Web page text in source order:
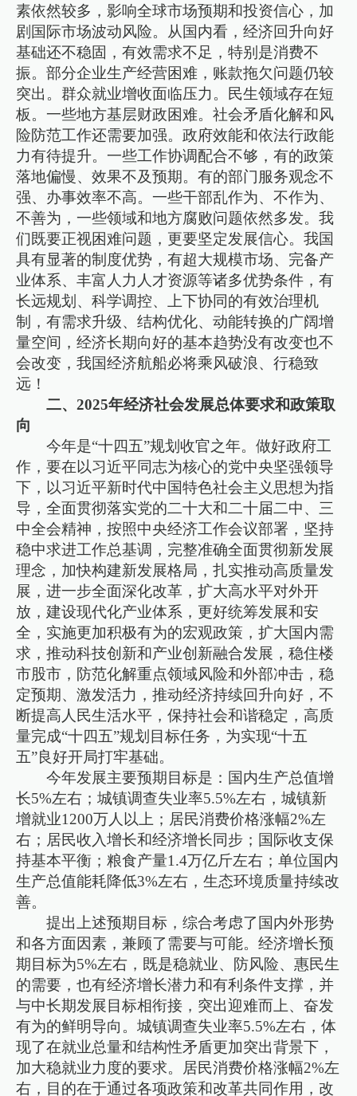
素依然较多，影响全球市场预期和投资信心，加
剧国际市场波动风险。从国内看，经济回升向好
基础还不稳固，有效需求不足，特别是消费不
振。部分企业生产经营困难，账款拖欠问题仍较
突出。群众就业增收面临压力。民生领域存在短
板。一些地方基层财政困难。社会矛盾化解和风
险防范工作还需要加强。政府效能和依法行政能
力有待提升。一些工作协调配合不够，有的政策
落地偏慢、效果不及预期。有的部门服务观念不
强、办事效率不高。一些干部乱作为、不作为、
不善为，一些领域和地方腐败问题依然多发。我
们既要正视困难问题，更要坚定发展信心。我国
具有显著的制度优势，有超大规模市场、完备产
业体系、丰富人力人才资源等诸多优势条件，有
长远规划、科学调控、上下协同的有效治理机
制，有需求升级、结构优化、动能转换的广阔增
量空间，经济长期向好的基本趋势没有改变也不
会改变，我国经济航船必将乘风破浪、行稳致
远！
二、2025年经济社会发展总体要求和政策取
向
今年是“十四五”规划收官之年。做好政府工
作，要在以习近平同志为核心的党中央坚强领导
下，以习近平新时代中国特色社会主义思想为指
导，全面贯彻落实党的二十大和二十届二中、三
中全会精神，按照中央经济工作会议部署，坚持
稳中求进工作总基调，完整准确全面贯彻新发展
理念，加快构建新发展格局，扎实推动高质量发
展，进一步全面深化改革，扩大高水平对外开
放，建设现代化产业体系，更好统筹发展和安
全，实施更加积极有为的宏观政策，扩大国内需
求，推动科技创新和产业创新融合发展，稳住楼
市股市，防范化解重点领域风险和外部冲击，稳
定预期、激发活力，推动经济持续回升向好，不
断提高人民生活水平，保持社会和谐稳定，高质
量完成“十四五”规划目标任务，为实现“十五
五”良好开局打牢基础。
今年发展主要预期目标是：国内生产总值增
长5%左右；城镇调查失业率5.5%左右，城镇新
增就业1200万人以上；居民消费价格涨幅2%左
右；居民收入增长和经济增长同步；国际收支保
持基本平衡；粮食产量1.4万亿斤左右；单位国内
生产总值能耗降低3%左右，生态环境质量持续改
善。
提出上述预期目标，综合考虑了国内外形势
和各方面因素，兼顾了需要与可能。经济增长预
期目标为5%左右，既是稳就业、防风险、惠民生
的需要，也有经济增长潜力和有利条件支撑，并
与中长期发展目标相衔接，突出迎难而上、奋发
有为的鲜明导向。城镇调查失业率5.5%左右，体
现了在就业总量和结构性矛盾更加突出背景下，
加大稳就业力度的要求。居民消费价格涨幅2%左
右，目的在于通过各项政策和改革共同作用，改